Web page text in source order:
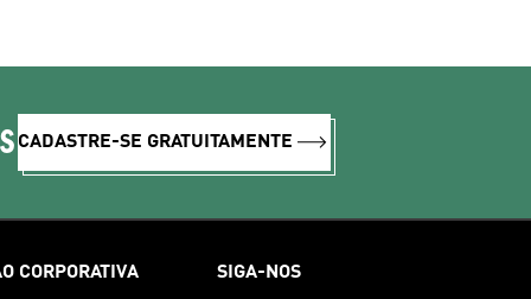
CADASTRE-SE GRATUITAMENTE
CORPORATIVA SIGA-NOS